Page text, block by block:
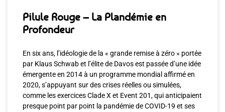
Pilule Rouge – La Plandémie en
Profondeur
En six ans, l’idéologie de la « grande remise à zéro » portée
par Klaus Schwab et l’élite de Davos est passée d’une idée
émergente en 2014 à un programme mondial affirmé en
2020, s’appuyant sur des crises réelles ou simulées,
comme les exercices Clade X et Event 201, qui anticipaient
presque point par point la pandémie de COVID-19 et ses